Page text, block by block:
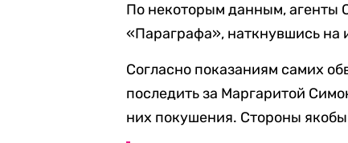
По некоторым данным, агенты
«Параграфа», наткнувшись на
Согласно показаниям самих
последить за Маргаритой
них покушения. Стороны